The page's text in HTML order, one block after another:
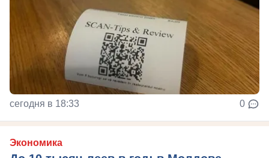
сегодня в 18:33 0
Экономика